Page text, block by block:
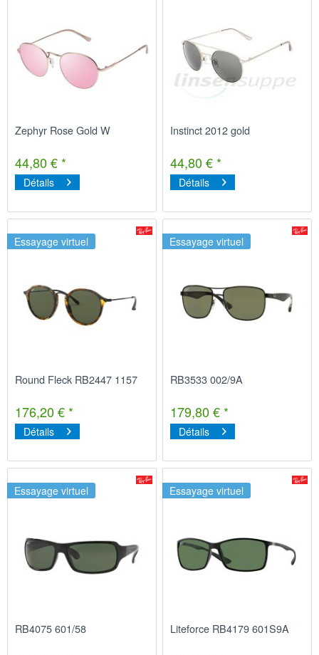
Zephyr Rose Gold W
44,80 € *
Détails
Instinct 2012 gold
44,80 € *
Détails
Essayage virtuel
Round Fleck RB2447 1157
176,20 € *
Détails
Essayage virtuel
RB3533 002/9A
179,80 € *
Détails
Essayage virtuel
RB4075 601/58
Essayage virtuel
Liteforce RB4179 601S9A